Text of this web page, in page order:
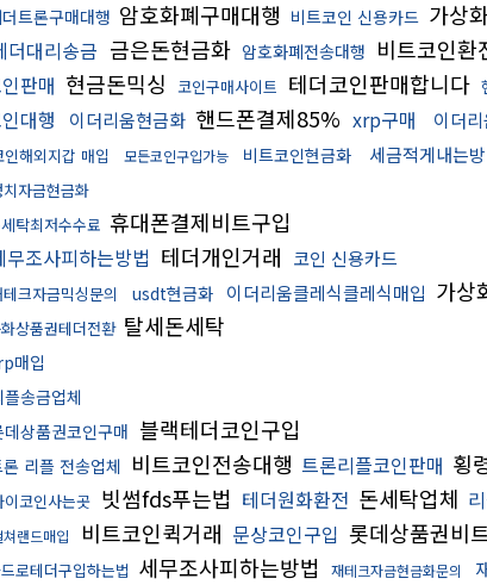
트론구매대행 암호화폐구매대행 비트코인 신용카드 가상
더대리송금 금은돈현금화 암호화폐전송대행 비트코인환
판매 현금돈믹싱 코인구매사이트 테더코인판매합니다
대행
이더리움현금화 핸드폰결제85% xrp구매 이더
인해외지갑 매입 모든코인구입가능 비트코인현금화 세금적게내는
치자금현금화
탁최저수수료 휴대폰결제비트구입
무조사피하는방법 테더개인거래 코인 신용카드
크자금믹싱문의 usdt현금화 이더리움클레식클레식매입 가상
상품권테더전환 탈세돈세탁
매입
플송금업체
데상품권코인구매 블랙테더코인구입
리플 전송업체 비트코인전송대행 트론리플코인판매 횡
이코인사는곳 빗썸fds푸는법 테더원화환전 돈세탁업체
쳐랜드매입 비트코인퀵거래 문상코인구입 롯데상품권비
로테더구입하는법 세무조사피하는방법 재테크자금현금화문의